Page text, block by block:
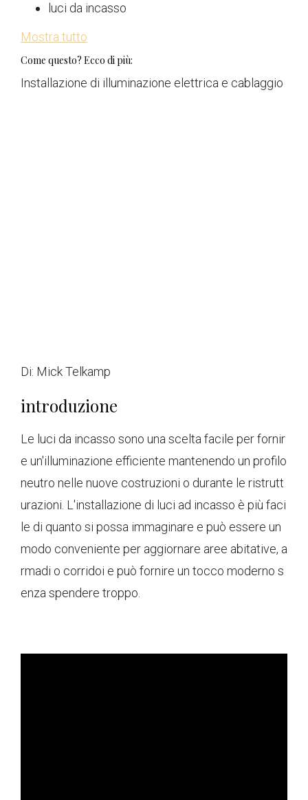
luci da incasso
Mostra tutto
Come questo? Ecco di più:
Installazione di illuminazione elettrica e cablaggio
Di: Mick Telkamp
introduzione
Le luci da incasso sono una scelta facile per fornir
e un'illuminazione efficiente mantenendo un profilo
neutro nelle nuove costruzioni o durante le ristrutt
urazioni. L'installazione di luci ad incasso è più faci
le di quanto si possa immaginare e può essere un
modo conveniente per aggiornare aree abitative, a
rmadi o corridoi e può fornire un tocco moderno s
enza spendere troppo.